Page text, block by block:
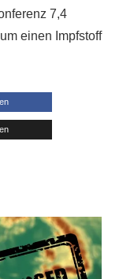
7,4
einen Impfstoff